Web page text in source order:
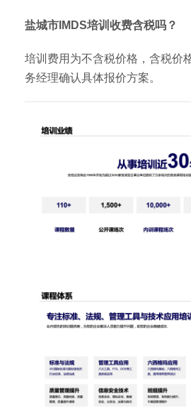
盐城市IMDS培训收费含税吗？
培训费用为不含税价格，含税价
务经理确认具体报价方案。